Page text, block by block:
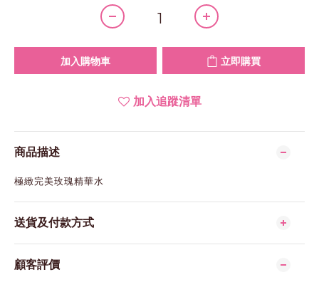
加入購物車 立即購買
加入追蹤清單
商品描述
極緻完美玫瑰精華水
送貨及付款方式
顧客評價